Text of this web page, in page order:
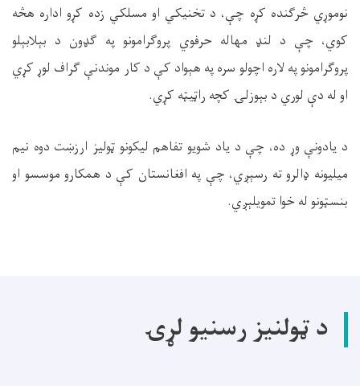
نوموړي څرګنده کړه چې، د تخنيکي او مسلکي زده کړو اداره هڅه
کوي، چې د لنډ مهاله حرفوي پروګرامونو په ګډون د بېلابېلو
پروګرامونو په لاره اچولو سره په هېواد کې د کار موندنې ګراف لوړ کړي
او له دې لوري د بېوزلۍ کچه راټيټه کړي.
د يادونې وړ ده، چې د ياد شويو تفاهم لیکونو ټوليز ارزښت دوه نيم
ميليونه ډالرو ته رسېږي، چې په افغانستان کې د همکارو موسسو او
بنسټونو له خوا تمويلېږي.
د ټولنیز رسنیو لړۍ